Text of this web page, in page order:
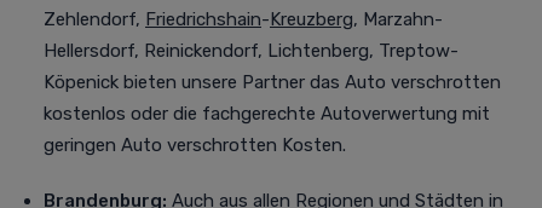
Zehlendorf, Friedrichshain-Kreuzberg, Marzahn-
Hellersdorf, Reinickendorf, Lichtenberg, Treptow-
Köpenick bieten unsere Partner das Auto verschrotten
kostenlos oder die fachgerechte Autoverwertung mit
geringen Auto verschrotten Kosten.
Brandenburg: Auch aus allen Regionen und Städten in